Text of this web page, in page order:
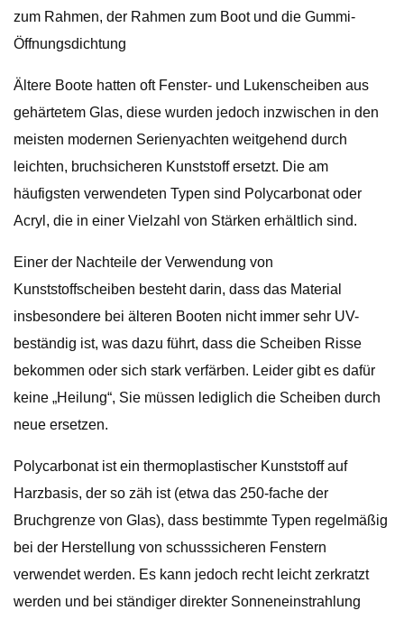
zum Rahmen, der Rahmen zum Boot und die Gummi-
Öffnungsdichtung
Ältere Boote hatten oft Fenster- und Lukenscheiben aus
gehärtetem Glas, diese wurden jedoch inzwischen in den
meisten modernen Serienyachten weitgehend durch
leichten, bruchsicheren Kunststoff ersetzt. Die am
häufigsten verwendeten Typen sind Polycarbonat oder
Acryl, die in einer Vielzahl von Stärken erhältlich sind.
Einer der Nachteile der Verwendung von
Kunststoffscheiben besteht darin, dass das Material
insbesondere bei älteren Booten nicht immer sehr UV-
beständig ist, was dazu führt, dass die Scheiben Risse
bekommen oder sich stark verfärben. Leider gibt es dafür
keine „Heilung“, Sie müssen lediglich die Scheiben durch
neue ersetzen.
Polycarbonat ist ein thermoplastischer Kunststoff auf
Harzbasis, der so zäh ist (etwa das 250-fache der
Bruchgrenze von Glas), dass bestimmte Typen regelmäßig
bei der Herstellung von schusssicheren Fenstern
verwendet werden. Es kann jedoch recht leicht zerkratzt
werden und bei ständiger direkter Sonneneinstrahlung